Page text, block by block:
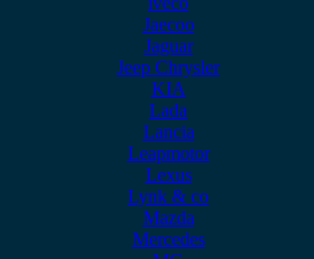
Jaecoo
Jaguar
Jeep Chrysler
KIA
Lada
Lancia
Leapmotor
Lexus
Lynk & co
Mazda
Mercedes